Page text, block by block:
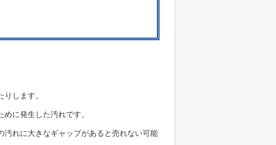
します。
に発生した汚れです。
れに大きなギャップがあると売れない可能